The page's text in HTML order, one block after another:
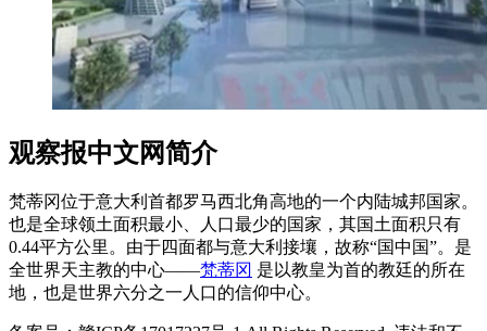
观察报中文网简介
梵蒂冈位于意大利首都罗马西北角高地的一个内陆城邦国家。
也是全球领土面积最小、人口最少的国家，其国土面积只有
0.44平方公里。由于四面都与意大利接壤，故称“国中国”。是
全世界天主教的中心——梵蒂冈 是以教皇为首的教廷的所在
地，也是世界六分之一人口的信仰中心。